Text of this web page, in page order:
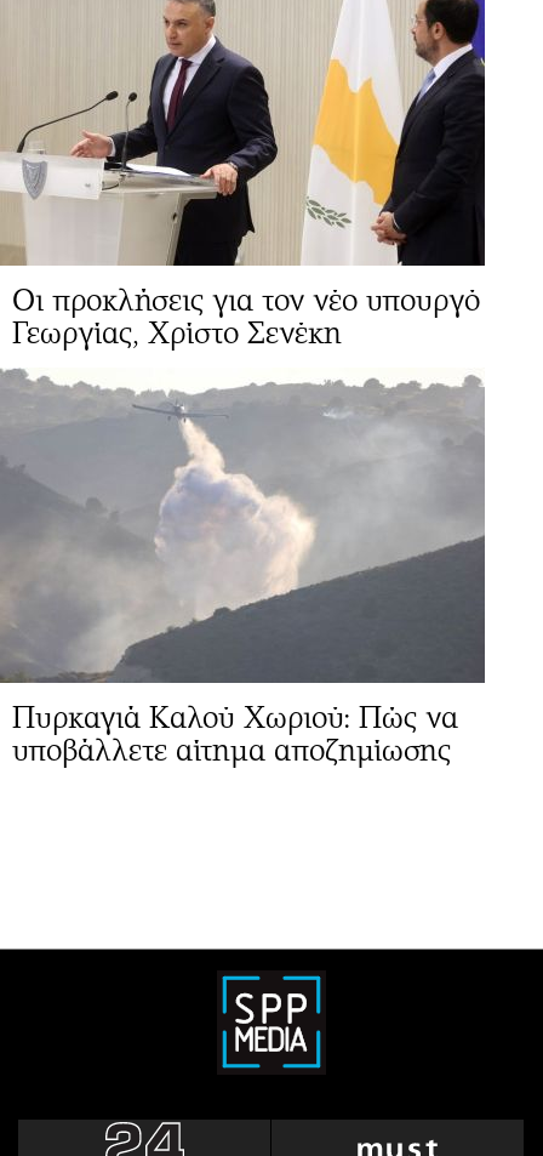
Οι προκλήσεις για τον νέο υπουργό
Γεωργίας, Χρίστο Σενέκη
Πυρκαγιά Καλού Χωριού: Πώς να
υποβάλλετε αίτημα αποζημίωσης